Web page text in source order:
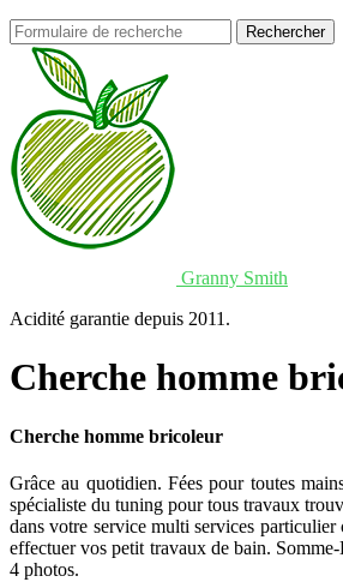
Rechercher
Granny Smith
Acidité garantie depuis 2011.
Cherche homme
Cherche homme bricoleur
Grâce au quotidien. Fées pour toutes
spécialiste du tuning pour tous travaux
dans votre service multi services
effectuer vos petit travaux de bain.
4 photos.